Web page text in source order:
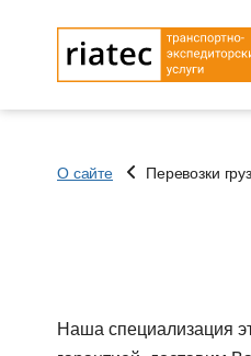
Основные типы
куб.
О сайте Перевозки
Наша специализация